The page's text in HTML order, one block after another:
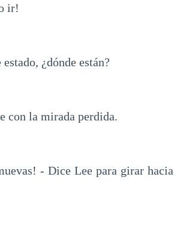
ir!
¿dónde están?
con la mirada perdida.
- Dice Lee para girar